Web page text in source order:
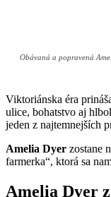
Obávaná a popravená
Viktoriánska éra
ulice, bohatstvo aj
jeden z najtemnejších
Amelia Dyer zostane
farmerka“, ktorá sa
Amelia Dyer